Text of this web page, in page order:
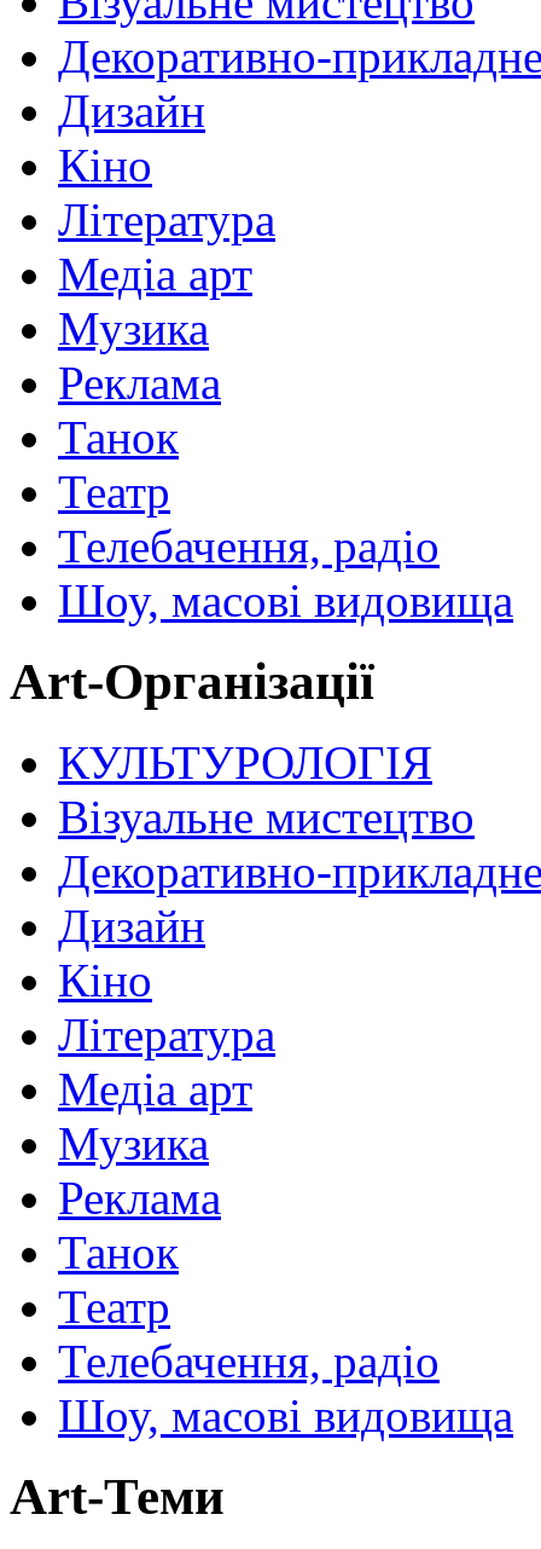
Декоративно-
Дизайн
Кіно
Література
Медіа арт
Музика
Реклама
Танок
Театр
Телебачення, радіо
Шоу, масові видовища
Art-Організації
КУЛЬТУРОЛОГІЯ
Візуальне мистецтво
Декоративно-
Дизайн
Кіно
Література
Медіа арт
Музика
Реклама
Танок
Театр
Телебачення, радіо
Шоу, масові видовища
Art-Теми